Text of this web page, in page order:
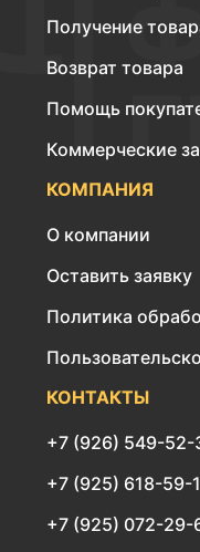
Получение
Возврат товара
Помощь
Коммерческие
КОМПАНИЯ
О компании
Оставить заявку
Политика
КОНТАКТЫ
+7 (926) 549-52-
+7 (925) 618-59-
+7 (925) 072-29-